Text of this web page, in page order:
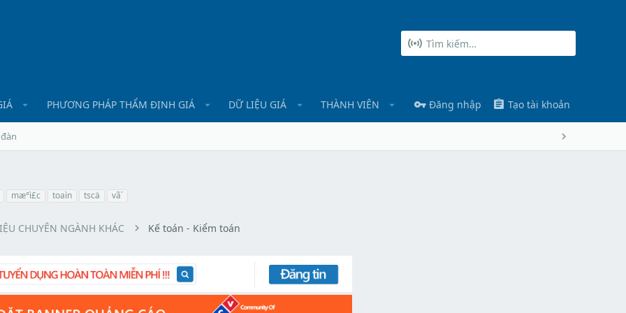
PHƯƠNG PHÁP THẨM ĐỊNH GIÁ DỮ LIỆU GIÁ THÀNH VIÊN Đăng nhập Tạo tài khoản
mæ°ì£c toaìn tscä vã´
CHUYÊN NGÀNH KHÁC Kế toán - Kiểm toán